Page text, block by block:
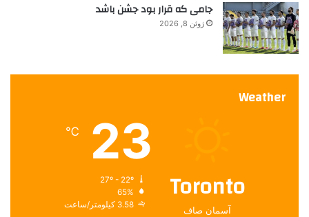
جامی که قرار بود جشن باشد
ژوئن 8, 2026
Weather
Toronto
آسمان صاف
23
℃
65%
3.58 کیلومتر/ساعت